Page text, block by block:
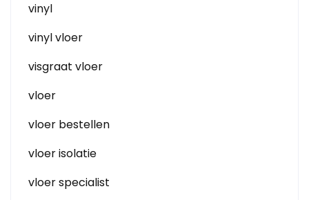
vinyl
vinyl vloer
visgraat vloer
vloer
vloer bestellen
vloer isolatie
vloer specialist